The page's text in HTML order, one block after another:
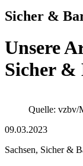
Sicher &
Unsere
Sicher &
Quelle: vzbv/
09.03.2023
Sachsen, Sicher &